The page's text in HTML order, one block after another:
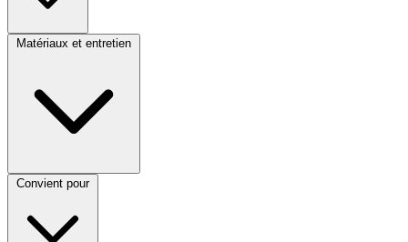
Matériaux et entretien
Convient pour